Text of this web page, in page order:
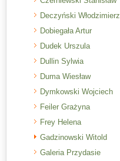
Deczyński Włodzimierz
Dobiegała Artur
Dudek Urszula
Dullin Sylwia
Duma Wiesław
Dymkowski Wojciech
Feiler Grażyna
Frey Helena
Gadzinowski Witold
Galeria Przydasie